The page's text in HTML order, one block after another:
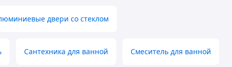
двери со стеклом
Сантехника для ванной Смеситель для ванной